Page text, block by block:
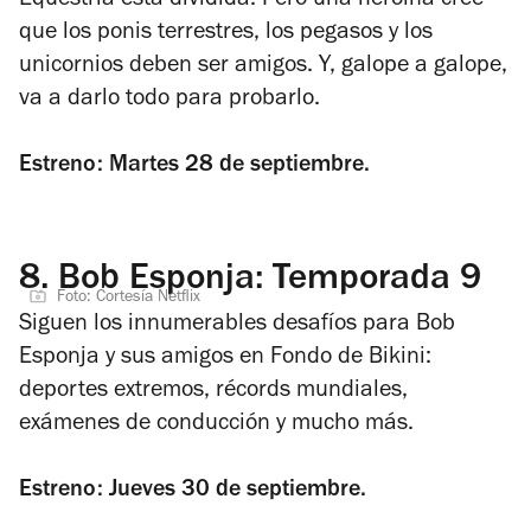
que los ponis terrestres, los pegasos y los
unicornios deben ser amigos. Y, galope a galope,
va a darlo todo para probarlo.
Estreno: Martes 28 de septiembre.
8. Bob Esponja: Temporada 9
Foto: Cortesía Netflix
Siguen los innumerables desafíos para Bob
Esponja y sus amigos en Fondo de Bikini:
deportes extremos, récords mundiales,
exámenes de conducción y mucho más.
Estreno: Jueves 30 de septiembre.